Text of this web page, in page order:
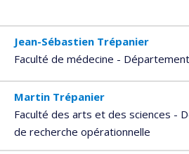
Jean-Sébastien Trépanier
Faculté de médecine -
Martin Trépanier
Faculté des arts et des sciences -
de recherche opérationnelle